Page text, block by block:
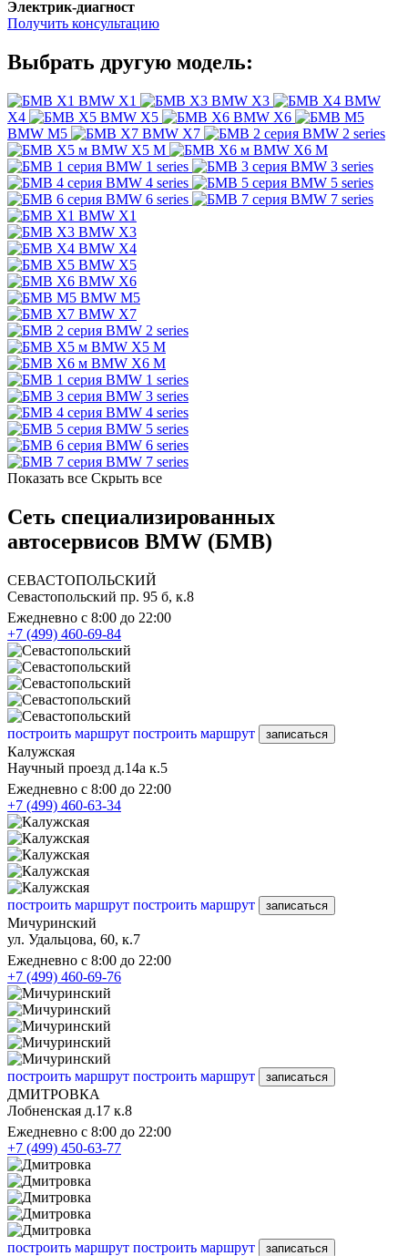
Электрик-диагност
Получить консультацию
Выбрать другую модель:
BMW X1 BMW X3
BMW
X4
BMW X5
BMW X6
BMW M5
BMW X7
BMW 2 series
BMW X5 M
BMW X6 M
BMW 1 series
BMW 3 series
BMW 4 series
BMW 5 series
BMW 6 series
BMW 7 series
BMW X1
BMW X3
BMW X4
BMW X5
BMW X6
BMW M5
BMW X7
BMW 2 series
BMW X5 M
BMW X6 M
BMW 1 series
BMW 3 series
BMW 4 series
BMW 5 series
BMW 6 series
BMW 7 series
Показать все Скрыть все
Сеть специализированных
автосервисов BMW (БМВ)
СЕВАСТОПОЛЬСКИЙ
Севастопольский пр. 95 б, к.8
Ежедневно с 8:00 до 22:00
+7 (499) 460-69-84
построить маршрут построить маршрут записаться
Калужская
Научный проезд д.14а к.5
Ежедневно с 8:00 до 22:00
+7 (499) 460-63-34
построить маршрут построить маршрут записаться
Мичуринский
ул. Удальцова, 60, к.7
Ежедневно с 8:00 до 22:00
+7 (499) 460-69-76
построить маршрут построить маршрут записаться
ДМИТРОВКА
Лобненская д.17 к.8
Ежедневно с 8:00 до 22:00
+7 (499) 450-63-77
построить маршрут построить маршрут записаться